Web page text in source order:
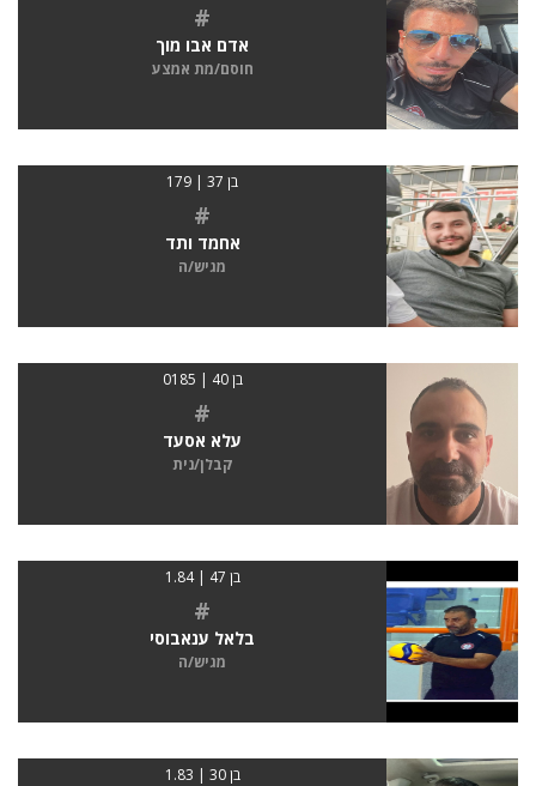
#
אדם אבו מוך
חוסם/מת אמצע
בן 37 | 179
#
אחמד ותד
מגיש/ה
בן 40 | 0185
#
עלא אסעד
קבלן/נית
בן 47 | 1.84
#
בלאל ענאבוסי
מגיש/ה
בן 30 | 1.83